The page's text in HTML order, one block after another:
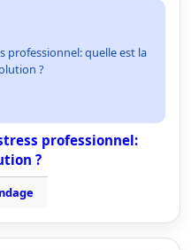
professionnel: quelle est la
?
professionnel:
?